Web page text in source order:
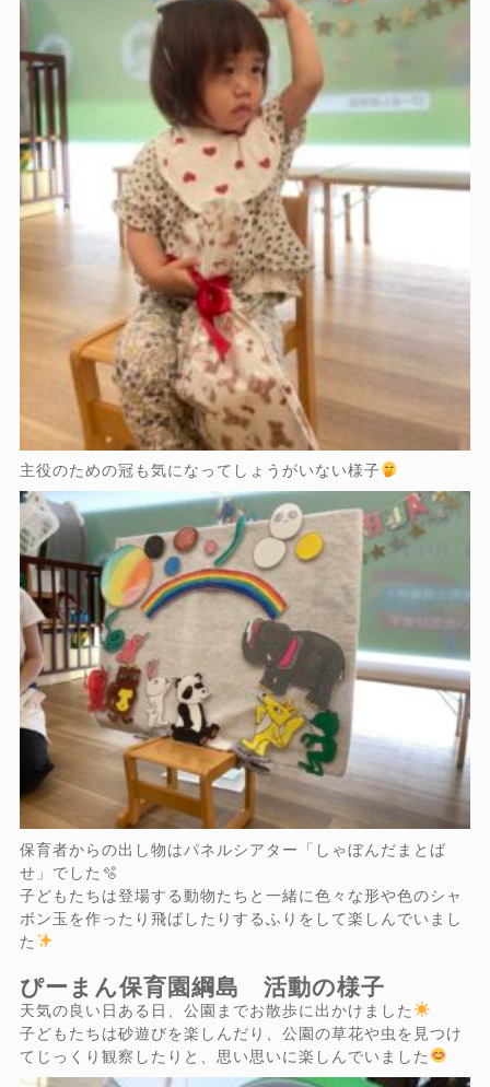
主役のための冠も気になってしょうがいない様子
保育者からの出し物はパネルシアター「しゃぼんだまとば
せ」でした🫧
子どもたちは登場する動物たちと一緒に色々な形や色のシャ
ボン玉を作ったり飛ばしたりするふりをして楽しんでいまし
た
ぴーまん保育園綱島 活動の様子
天気の良い日ある日、公園までお散歩に出かけました
子どもたちは砂遊びを楽しんだり、公園の草花や虫を見つけ
てじっくり観察したりと、思い思いに楽しんでいました